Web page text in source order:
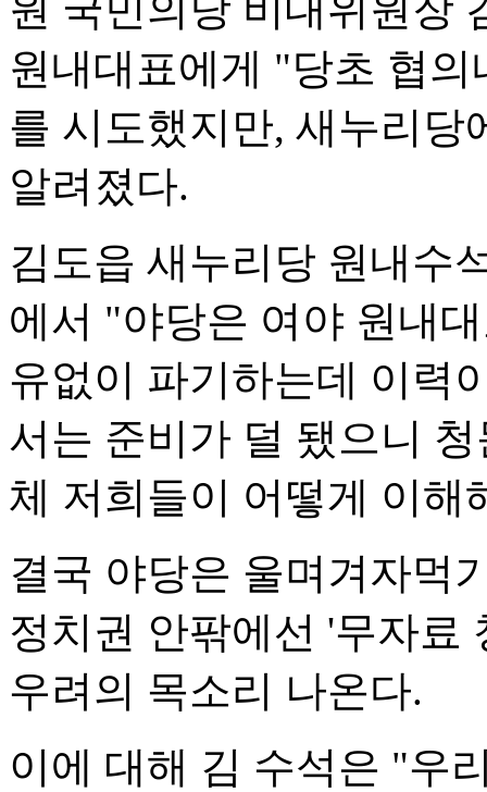
원내대표에게 "당초 협
를 시도했지만, 새누리당
알려졌다.
김도읍 새누리당 원내수
에서 "야당은 여야 원내
유없이 파기하는데 이력
서는 준비가 덜 됐으니
체 저희들이 어떻게 이해
결국 야당은 울며겨자먹
정치권 안팎에선 '무자료
우려의 목소리 나온다.
이에 대해 김 수석은 "우